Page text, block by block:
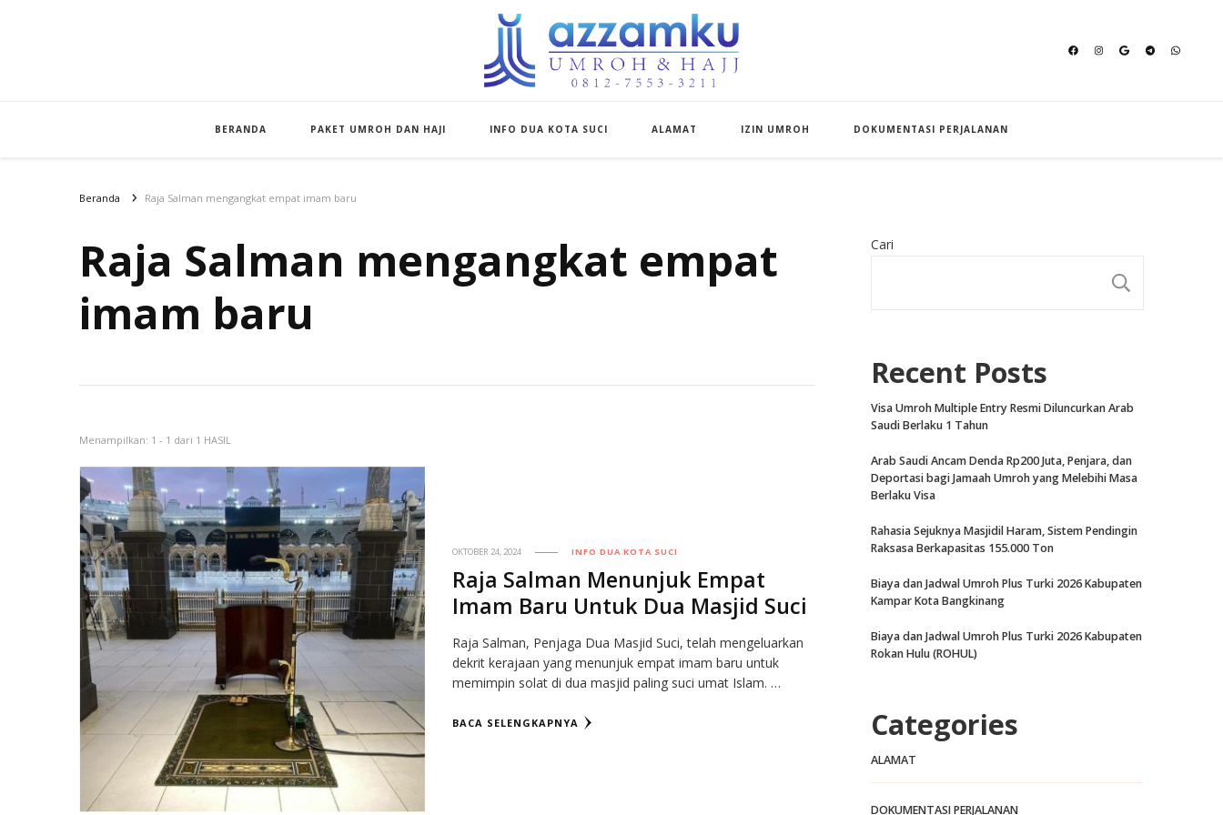
BERANDA PAKET UMROH DAN HAJI INFO DUA KOTA SUCI ALAMAT IZIN UMROH DOKUMENTASI PERJALANAN
Beranda Raja Salman mengangkat empat imam baru
Raja Salman mengangkat empat
imam baru
Menampilkan: 1 - 1 dari 1 HASIL
OKTOBER 24, 2024 INFO DUA KOTA SUCI
Raja Salman Menunjuk Empat
Imam Baru Untuk Dua Masjid Suci
Raja Salman, Penjaga Dua Masjid Suci, telah mengeluarkan
dekrit kerajaan yang menunjuk empat imam baru untuk
memimpin solat di dua masjid paling suci umat Islam. …
BACA SELENGKAPNYA
Cari
Recent Posts
Visa Umroh Multiple Entry Resmi Diluncurkan Arab
Saudi Berlaku 1 Tahun
Arab Saudi Ancam Denda Rp200 Juta, Penjara, dan
Deportasi bagi Jamaah Umroh yang Melebihi Masa
Berlaku Visa
Rahasia Sejuknya Masjidil Haram, Sistem Pendingin
Raksasa Berkapasitas 155.000 Ton
Biaya dan Jadwal Umroh Plus Turki 2026 Kabupaten
Kampar Kota Bangkinang
Biaya dan Jadwal Umroh Plus Turki 2026 Kabupaten
Rokan Hulu (ROHUL)
Categories
ALAMAT
DOKUMENTASI PERJALANAN